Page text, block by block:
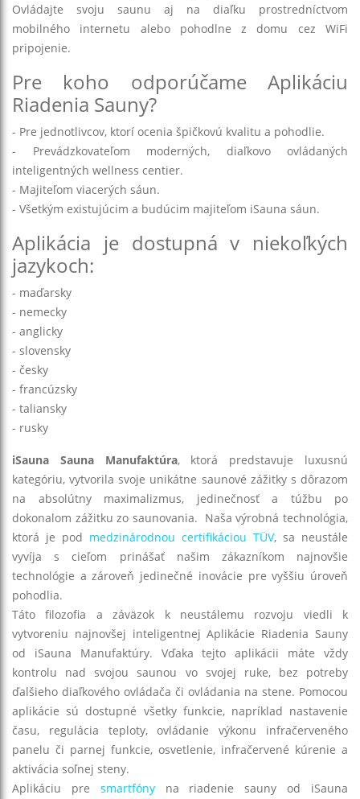
Ovládajte svoju saunu aj na diaľku prostredníctvom
mobilného internetu alebo pohodlne z domu cez WiFi
pripojenie.
Pre koho odporúčame Aplikáciu
Riadenia Sauny?
- Pre jednotlivcov, ktorí ocenia špičkovú kvalitu a pohodlie.
- Prevádzkovateľom moderných, diaľkovo ovládaných
inteligentných wellness centier.
- Majiteľom viacerých sáun.
- Všetkým existujúcim a budúcim majiteľom iSauna sáun.
Aplikácia je dostupná v niekoľkých
jazykoch:
- maďarsky
- nemecky
- anglicky
- slovensky
- česky
- francúzsky
- taliansky
- rusky
iSauna Sauna Manufaktúra, ktorá predstavuje luxusnú
kategóriu, vytvorila svoje unikátne saunové zážitky s dôrazom
na absolútny maximalizmus, jedinečnosť a túžbu po
dokonalom zážitku zo saunovania. Naša výrobná technológia,
ktorá je pod medzinárodnou certifikáciou TÜV, sa neustále
vyvíja s cieľom prinášať našim zákazníkom najnovšie
technológie a zároveň jedinečné inovácie pre vyššiu úroveň
pohodlia.
Táto filozofia a záväzok k neustálemu rozvoju viedli k
vytvoreniu najnovšej inteligentnej Aplikácie Riadenia Sauny
od iSauna Manufaktúry. Vďaka tejto aplikácii máte vždy
kontrolu nad svojou saunou vo svojej ruke, bez potreby
ďalšieho diaľkového ovládača či ovládania na stene. Pomocou
aplikácie sú dostupné všetky funkcie, napríklad nastavenie
času, regulácia teploty, ovládanie výkonu infračerveného
panelu či parnej funkcie, osvetlenie, infračervené kúrenie a
aktivácia soľnej steny.
Aplikáciu pre smartfónyna riadenie sauny od iSauna